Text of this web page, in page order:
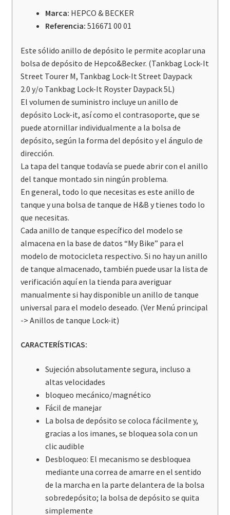
Marca: HEPCO & BECKER
Referencia: 516671 00 01
Este sólido anillo de depósito le permite acoplar una
bolsa de depósito de Hepco&Becker. (Tankbag Lock-It
Street Tourer M, Tankbag Lock-It Street Daypack
2.0 y/o Tankbag Lock-It Royster Daypack 5L)
El volumen de suministro incluye un anillo de
depósito Lock-it, así como el contrasoporte, que se
puede atornillar individualmente a la bolsa de
depósito, según la forma del depósito y el ángulo de
dirección.
La tapa del tanque todavía se puede abrir con el anillo
del tanque montado sin ningún problema.
En general, todo lo que necesitas es este anillo de
tanque y una bolsa de tanque de H&B y tienes todo lo
que necesitas.
Cada anillo de tanque específico del modelo se
almacena en la base de datos “My Bike” para el
modelo de motocicleta respectivo. Si no hay un anillo
de tanque almacenado, también puede usar la lista de
verificación aquí en la tienda para averiguar
manualmente si hay disponible un anillo de tanque
universal para el modelo deseado. (Ver Menú principal
-> Anillos de tanque Lock-it)
CARACTERÍSTICAS:
Sujeción absolutamente segura, incluso a
altas velocidades
bloqueo mecánico/magnético
Fácil de manejar
La bolsa de depósito se coloca fácilmente y,
gracias a los imanes, se bloquea sola con un
clic audible
Desbloqueo: El mecanismo se desbloquea
mediante una correa de amarre en el sentido
de la marcha en la parte delantera de la bolsa
sobredepósito; la bolsa de depósito se quita
simplemente